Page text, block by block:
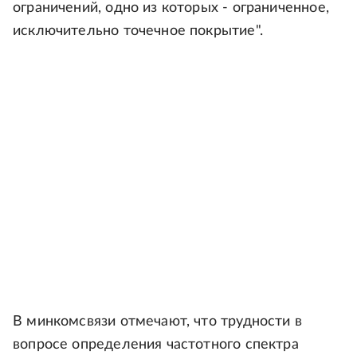
ограничений, одно из которых - ограниченное,
исключительно точечное покрытие".
В минкомсвязи отмечают, что трудности в
вопросе определения частотного спектра